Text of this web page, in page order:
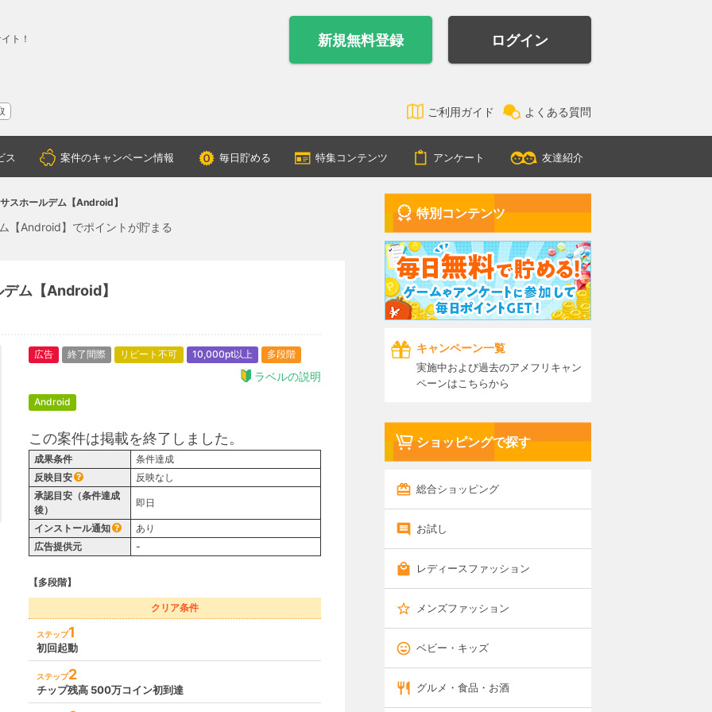
ト！
新規無料登録 ログイン
ご利用ガイド よくある質問
ス 案件のキャンペーン情報 毎日貯める 特集コンテンツ アンケート 友達紹介
スホールデム【Android】
【Android】でポイントが貯まる
ム【Android】
広告 終了間際 リピート不可 10,000pt以上 多段階
ラベルの説明
Android
この案件は掲載を終了しました。
成果条件
条件達成
反映目安
反映なし
承認目安（条件達成
後）
即日
インストール通知
あり
広告提供元
-
【多段階】
クリア条件
ステップ1
初回起動
ステップ2
チップ残高 500万コイン初到達
特別コンテンツ
キャンペーン一覧
実施中および過去のアメフリキャン
ペーンはこちらから
ショッピングで探す
総合ショッピング
お試し
レディースファッション
メンズファッション
ベビー・キッズ
グルメ・食品・お酒